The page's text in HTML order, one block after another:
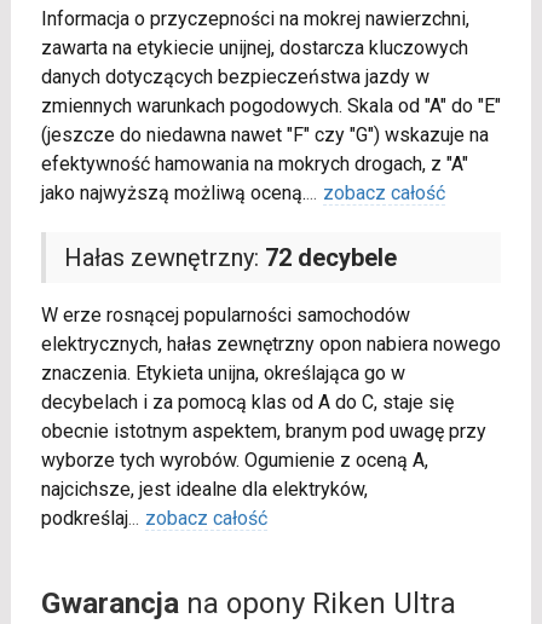
Informacja o przyczepności na mokrej nawierzchni,
zawarta na etykiecie unijnej, dostarcza kluczowych
danych dotyczących bezpieczeństwa jazdy w
zmiennych warunkach pogodowych. Skala od "A" do "E"
(jeszcze do niedawna nawet "F" czy "G") wskazuje na
efektywność hamowania na mokrych drogach, z "A"
jako najwyższą możliwą oceną.... zobacz całość
Hałas zewnętrzny: 72 decybele
W erze rosnącej popularności samochodów
elektrycznych, hałas zewnętrzny opon nabiera nowego
znaczenia. Etykieta unijna, określająca go w
decybelach i za pomocą klas od A do C, staje się
obecnie istotnym aspektem, branym pod uwagę przy
wyborze tych wyrobów. Ogumienie z oceną A,
najcichsze, jest idealne dla elektryków,
podkreślaj... zobacz całość
Gwarancjana opony Riken Ultra